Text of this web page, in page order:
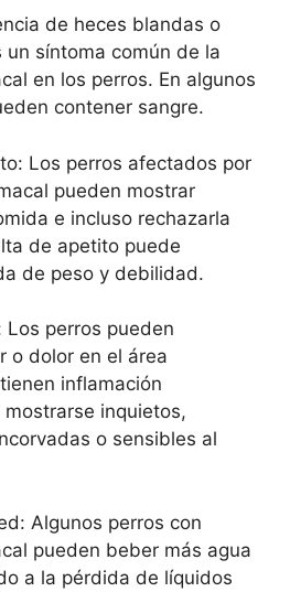
de heces blandas o
síntoma común de la
en los perros. En algunos
contener sangre.
Los perros afectados por
pueden mostrar
e incluso rechazarla
de apetito puede
de peso y debilidad.
Los perros pueden
o dolor en el área
inflamación
inquietos,
o sensibles al
Algunos perros con
pueden beber más agua
a la pérdida de líquidos